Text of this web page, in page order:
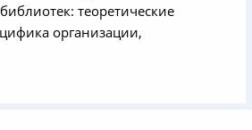
теоретические
организации,